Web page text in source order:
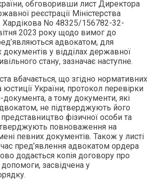
обговоривши лист Директора
реєстрації Міністерства
Хардікова No 48325/156782-32-
2023 року щодо вимог до
адвокатом, для
у відділах державної
стану, зазначає наступне.
вбачається, що згідно нормативних
юстиції України, протокол перевірки
а тому документи, які
не підтверджують його
фізичної особи та
повноваження на
певних документів. Також у листі
пред’явлення адвокатом ордера
додається копія договору про
засвідчена у